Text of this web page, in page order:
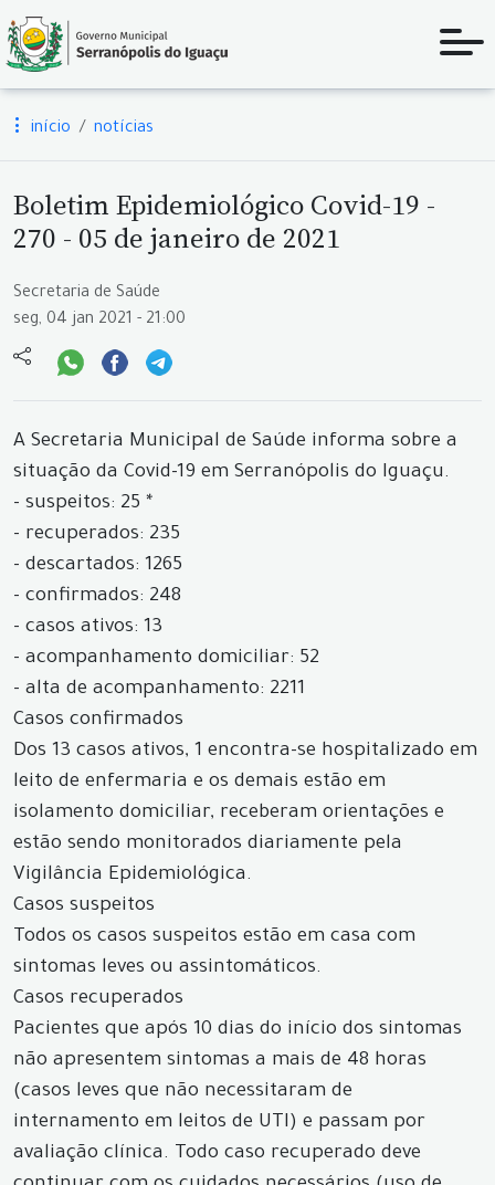
início notícias
Boletim Epidemiológico Covid-19 -
270 - 05 de janeiro de 2021
Secretaria de Saúde
seg, 04 jan 2021 - 21:00
A Secretaria Municipal de Saúde informa sobre a
situação da Covid-19 em Serranópolis do Iguaçu.
- suspeitos: 25 *
- recuperados: 235
- descartados: 1265
- confirmados: 248
- casos ativos: 13
- acompanhamento domiciliar: 52
- alta de acompanhamento: 2211
Casos confirmados
Dos 13 casos ativos, 1 encontra-se hospitalizado em
leito de enfermaria e os demais estão em
isolamento domiciliar, receberam orientações e
estão sendo monitorados diariamente pela
Vigilância Epidemiológica.
Casos suspeitos
Todos os casos suspeitos estão em casa com
sintomas leves ou assintomáticos.
Casos recuperados
Pacientes que após 10 dias do início dos sintomas
não apresentem sintomas a mais de 48 horas
(casos leves que não necessitaram de
internamento em leitos de UTI) e passam por
avaliação clínica. Todo caso recuperado deve